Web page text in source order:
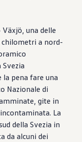
una delle
chilometri a nord-
pena fare una
Nazionale di
gite in
La
della Svezia in
da alcuni dei